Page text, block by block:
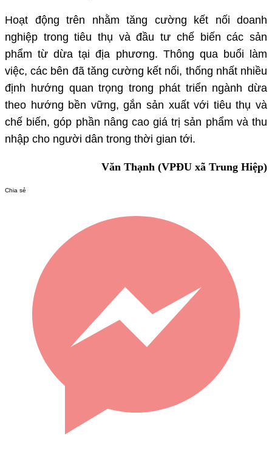
Hoạt động trên nhằm tăng cường kết nối doanh
nghiệp trong tiêu thụ và đầu tư chế biến các sản
phẩm từ dừa tại địa phương. Thông qua buổi làm
việc, các bên đã tăng cường kết nối, thống nhất nhiều
định hướng quan trọng trong phát triển ngành dừa
theo hướng bền vững, gắn sản xuất với tiêu thụ và
chế biến, góp phần nâng cao giá trị sản phẩm và thu
nhập cho người dân trong thời gian tới.
Văn Thạnh (VPĐU xã Trung Hiệp)
Chia sẻ